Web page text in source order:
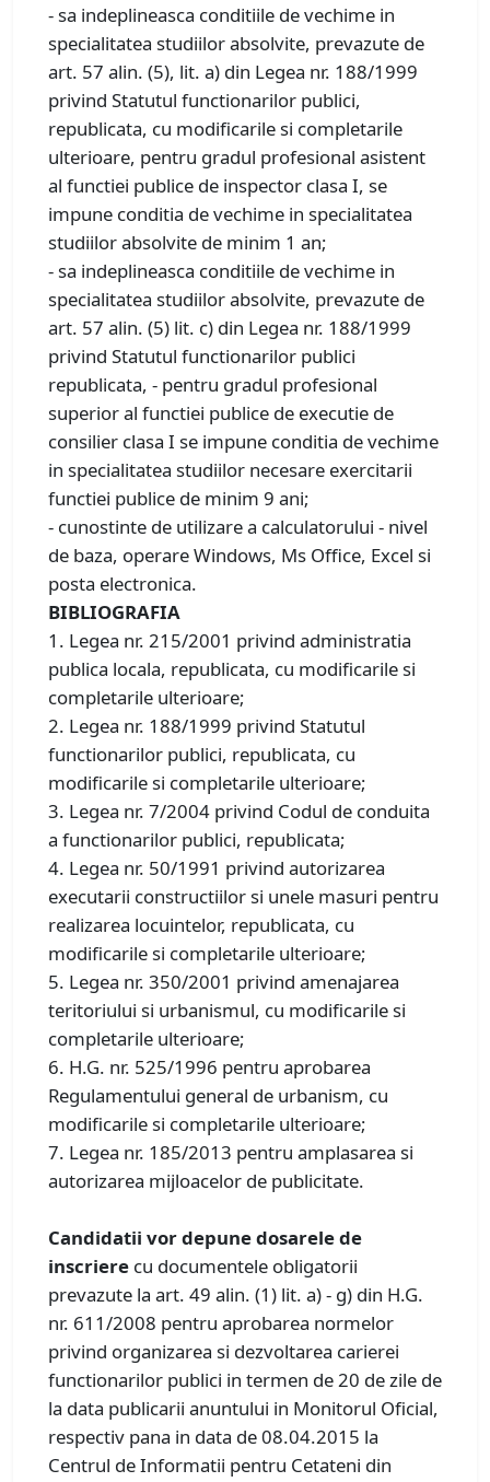
- sa indeplineasca conditiile de vechime in
specialitatea studiilor absolvite, prevazute de
art. 57 alin. (5), lit. a) din Legea nr. 188/1999
privind Statutul functionarilor publici,
republicata, cu modificarile si completarile
ulterioare, pentru gradul profesional asistent
al functiei publice de inspector clasa I, se
impune conditia de vechime in specialitatea
studiilor absolvite de minim 1 an;
- sa indeplineasca conditiile de vechime in
specialitatea studiilor absolvite, prevazute de
art. 57 alin. (5) lit. c) din Legea nr. 188/1999
privind Statutul functionarilor publici
republicata, - pentru gradul profesional
superior al functiei publice de executie de
consilier clasa I se impune conditia de vechime
in specialitatea studiilor necesare exercitarii
functiei publice de minim 9 ani;
- cunostinte de utilizare a calculatorului - nivel
de baza, operare Windows, Ms Office, Excel si
posta electronica.
BIBLIOGRAFIA
1. Legea nr. 215/2001 privind administratia
publica locala, republicata, cu modificarile si
completarile ulterioare;
2. Legea nr. 188/1999 privind Statutul
functionarilor publici, republicata, cu
modificarile si completarile ulterioare;
3. Legea nr. 7/2004 privind Codul de conduita
a functionarilor publici, republicata;
4. Legea nr. 50/1991 privind autorizarea
executarii constructiilor si unele masuri pentru
realizarea locuintelor, republicata, cu
modificarile si completarile ulterioare;
5. Legea nr. 350/2001 privind amenajarea
teritoriului si urbanismul, cu modificarile si
completarile ulterioare;
6. H.G. nr. 525/1996 pentru aprobarea
Regulamentului general de urbanism, cu
modificarile si completarile ulterioare;
7. Legea nr. 185/2013 pentru amplasarea si
autorizarea mijloacelor de publicitate.
Candidatii vor depune dosarele de
inscriere cu documentele obligatorii
prevazute la art. 49 alin. (1) lit. a) - g) din H.G.
nr. 611/2008 pentru aprobarea normelor
privind organizarea si dezvoltarea carierei
functionarilor publici in termen de 20 de zile de
la data publicarii anuntului in Monitorul Oficial,
respectiv pana in data de 08.04.2015 la
Centrul de Informatii pentru Cetateni din